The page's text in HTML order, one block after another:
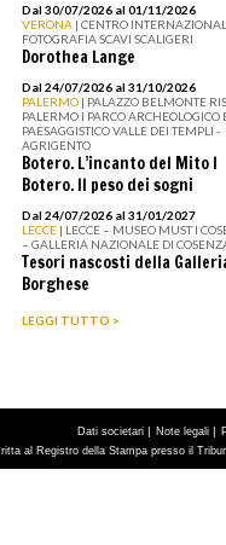
Dal 30/07/2026 al 01/11/2026
VERONA | CENTRO
FOTOGRAFIA SCAVI SCALIGERI
Dorothea Lange
Dal 24/07/2026 al 31/10/2026
PALERMO | PALAZZO BELMONTE
PALERMO I PARCO ARCHEOLOGICO
PAESAGGISTICO VALLE DEI TEMPLI -
AGRIGENTO
Botero. L’incanto del Mito I
Botero. Il peso dei sogni
Dal 24/07/2026 al 31/01/2027
LECCE | LECCE – MUSEO MUST I
– GALLERIA NAZIONALE DI
Tesori nascosti della
Borghese
LEGGI TUTTO >
Dati societari | Note legali |
al Registro della Stampa presso il